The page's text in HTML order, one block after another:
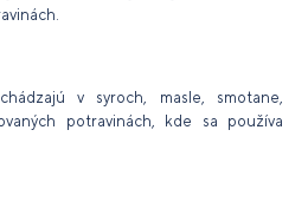
v syroch, masle, smotane,
potravinách, kde sa používa